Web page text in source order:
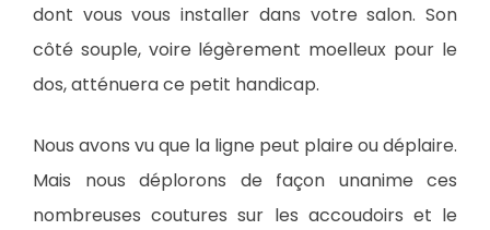
dont vous vous installer dans votre salon. Son
côté souple, voire légèrement moelleux pour le
dos, atténuera ce petit handicap.
Nous avons vu que la ligne peut plaire ou déplaire.
Mais nous déplorons de façon unanime ces
nombreuses coutures sur les accoudoirs et le